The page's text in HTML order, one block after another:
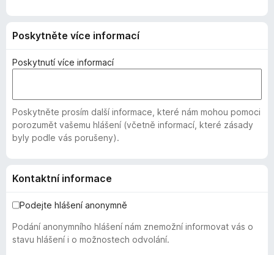
Poskytněte více informací
Poskytnutí více informací
Poskytněte prosím další informace, které nám mohou pomoci
porozumět vašemu hlášení (včetně informací, které zásady
byly podle vás porušeny).
Kontaktní informace
Podejte hlášení anonymně
Podání anonymního hlášení nám znemožní informovat vás o
stavu hlášení i o možnostech odvolání.